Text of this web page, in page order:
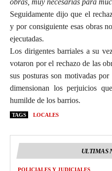
Seguidamente dijo que el
y por consiguiente esas obras
ejecutadas.
Los dirigentes barriales a su
votaron por el rechazo de las
sus posturas son motivadas
dimensionan los perjuicios
humilde de los barrios.
TAGS LOCALES
ULTIMAS
POLICIALES Y JUDICIALES